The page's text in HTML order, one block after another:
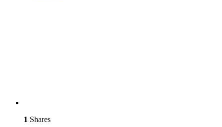
1 Shares